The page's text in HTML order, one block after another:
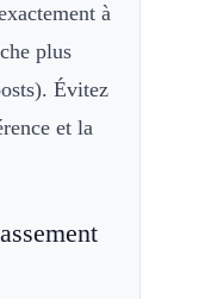
à
plus
Évitez
et la